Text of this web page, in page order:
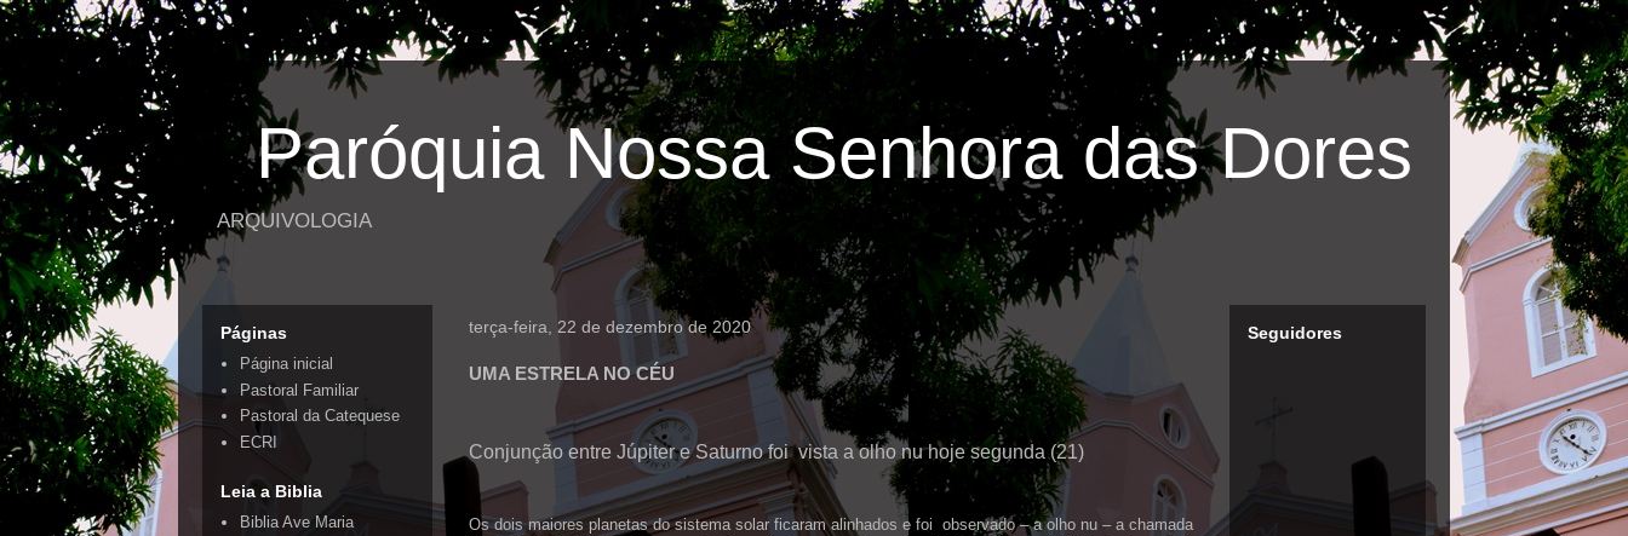
Paróquia Nossa Senhora das Dores
ARQUIVOLOGIA
terça-feira, 22 de dezembro de 2020
UMA ESTRELA NO CÉU
Conjunção entre Júpiter e Saturno foi vista a olho nu hoje segunda (21)
Os dois maiores planetas do sistema solar ficaram alinhados e foi observado – a olho nu – a chamada
Páginas
Página inicial
Pastoral Familiar
Pastoral da Catequese
ECRI
Leia a Biblia
Biblia Ave Maria
Seguidores